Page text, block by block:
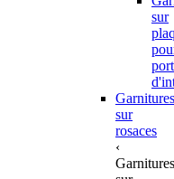
sur
Garnitures
sur
rosaces
‹
Garnitures